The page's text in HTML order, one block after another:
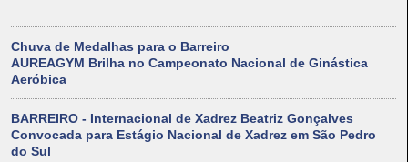
Chuva de Medalhas para o Barreiro
AUREAGYM Brilha no Campeonato Nacional de Ginástica
Aeróbica
BARREIRO - Internacional de Xadrez Beatriz Gonçalves
Convocada para Estágio Nacional de Xadrez em São Pedro
do Sul